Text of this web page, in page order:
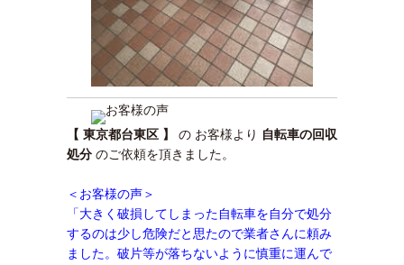
【 東京都台東区 】 の お客様より 自転車の回収
処分 のご依頼を頂きました。
＜お客様の声＞
「大きく破損してしまった自転車を自分で処分
するのは少し危険だと思たので業者さんに頼み
ました。破片等が落ちないように慎重に運んで